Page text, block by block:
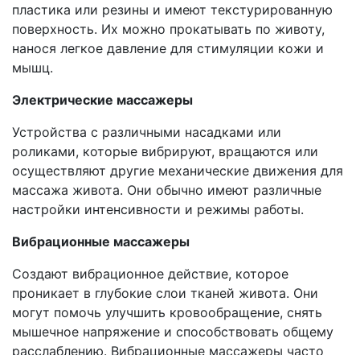
пластика или резины и имеют текстурированную
поверхность. Их можно прокатывать по животу,
нанося легкое давление для стимуляции кожи и
мышц.
Электрические массажеры
Устройства с различными насадками или
роликами, которые вибрируют, вращаются или
осуществляют другие механические движения для
массажа живота. Они обычно имеют различные
настройки интенсивности и режимы работы.
Вибрационные массажеры
Создают вибрационное действие, которое
проникает в глубокие слои тканей живота. Они
могут помочь улучшить кровообращение, снять
мышечное напряжение и способствовать общему
расслаблению. Вибрационные массажеры часто